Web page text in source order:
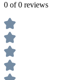
0 of 0 reviews